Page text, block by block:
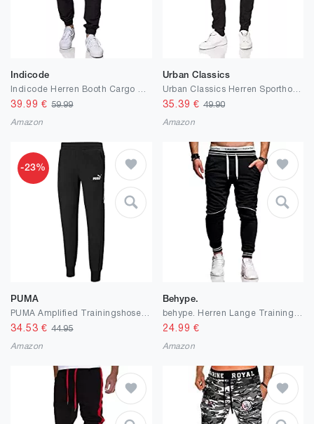
Indicode
39.99 €59.99
Amazon
Urban Classics
35.39 € 49.90
Amazon
-23%
PUMA
34.53 €44.95
Amazon
Behype.
24.99 €
Amazon